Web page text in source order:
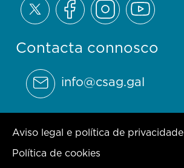
Contacta connosco
info@csag.gal
Aviso legal e política de privacidade
Política de cookies